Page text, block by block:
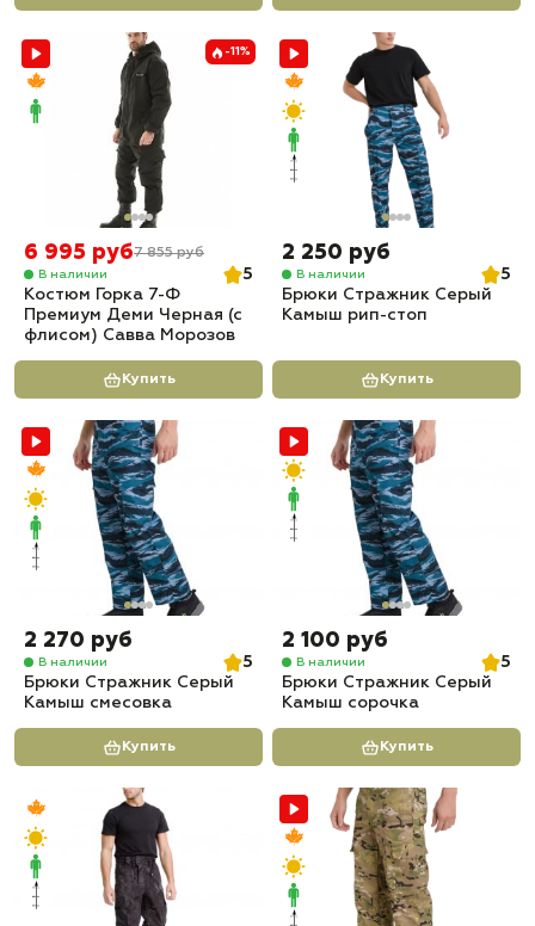
-11%
6 995 руб7 855 руб
В наличии
5
Костюм Горка 7-Ф
Премиум Деми Черная (с
флисом) Савва Морозов
Купить
2 250 руб
В наличии
5
Брюки Стражник Серый
Камыш рип-стоп
Купить
2 270 руб
В наличии
5
Брюки Стражник Серый
Камыш смесовка
Купить
2 100 руб
В наличии
5
Брюки Стражник Серый
Камыш сорочка
Купить